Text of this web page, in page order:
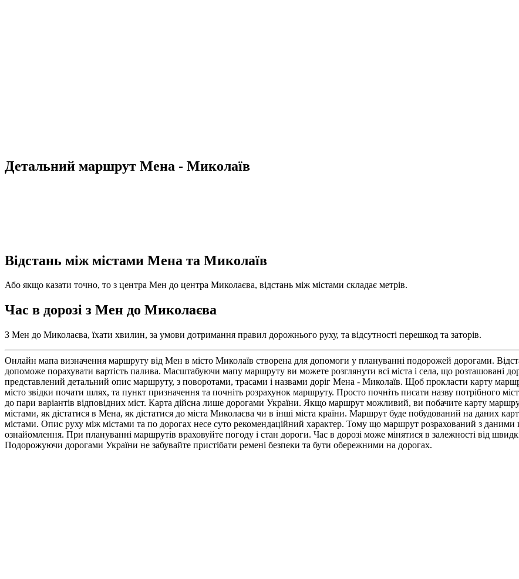
Детальний маршрут Мена - Миколаїв
Відстань між містами Мена та Миколаїв
Або якщо казати точно, то з центра Мен до центра Миколаєва, відстань між містами складає метрів.
Час в дорозі з Мен до Миколаєва
З Мен до Миколаєва, їхати хвилин, за умови дотримання правил дорожнього руху, та відсутності перешкод та заторів.
Онлайн мапа визначення маршруту від Мен в місто Миколаїв створена для допомоги у плануванні подорожей дорогами.
допоможе порахувати вартість палива. Масштабуючи мапу маршруту ви можете розглянути всі міста і села, що
представлений детальний опис маршруту, з поворотами, трасами і назвами доріг Мена - Миколаїв. Щоб прокласти карту
місто звідки почати шлях, та пункт призначення та почніть розрахунок маршруту. Просто почніть писати назву потрібного
до пари варіантів відповідних міст. Карта дійсна лише дорогами України. Якщо маршрут можливий, ви побачите карту
містами, як дістатися в Мена, як дістатися до міста Миколаєва чи в інші міста країни. Маршрут буде побудований на даних
містами. Опис руху між містами та по дорогах несе суто рекомендаційний характер. Тому що маршрут розрахований з
ознайомлення. При плануванні маршрутів враховуйте погоду і стан дороги. Час в дорозі може мінятися в залежності від
Подорожуючи дорогами України не забувайте пристібати ремені безпеки та бути обережними на дорогах.